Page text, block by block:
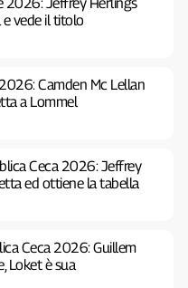
vede il titolo
Camden Mc Lellan
a Lommel
Ceca 2026: Jeffrey
ed ottiene la tabella
Ceca 2026: Guillem
Loket è sua